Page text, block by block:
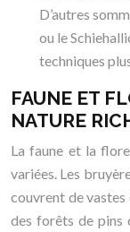
D’autres
ou le
techniques
FAUNE ET
NATURE
La faune et la
variées. Les
couvrent de
des forêts de pins